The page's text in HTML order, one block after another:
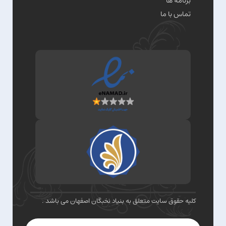
تماس با ما
کلیه حقوق سایت متعلق به بنیاد نخبگان اصفهان می باشد .